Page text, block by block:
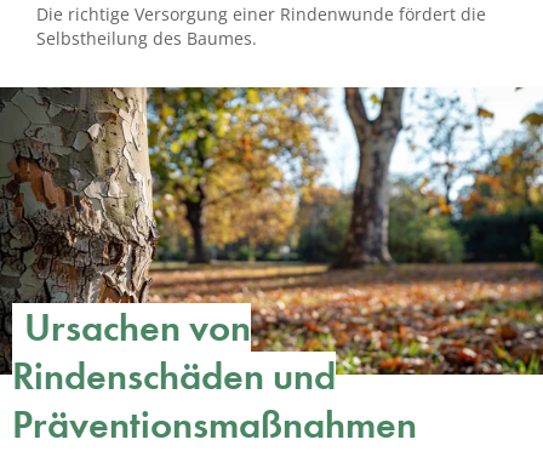
Die richtige Versorgung einer Rindenwunde fördert die
Selbstheilung des Baumes.
Ursachen von
Rindenschäden und
Präventionsmaßnahmen